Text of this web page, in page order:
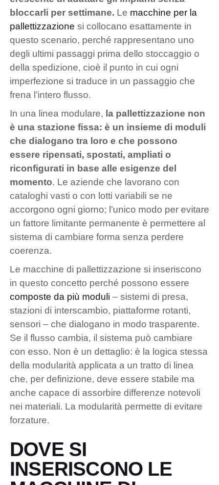
bloccarli per settimane. Le macchine per la
pallettizzazione si collocano esattamente in
questo scenario, perché rappresentano uno
degli ultimi passaggi prima dello stoccaggio o
della spedizione, cioè il punto in cui ogni
imperfezione si traduce in un passaggio che
frena l’intero flusso.
In una linea modulare, la pallettizzazione non
è una stazione fissa: è un insieme di moduli
che dialogano tra loro e che possono
essere ripensati, spostati, ampliati o
riconfigurati in base alle esigenze del
momento. Le aziende che lavorano con
cataloghi vasti o con lotti variabili se ne
accorgono ogni giorno; l’unico modo per evitare
un fattore limitante permanente è permettere al
sistema di cambiare forma senza perdere
coerenza.
Le macchine di pallettizzazione si inseriscono
in questo concetto perché possono essere
composte da più moduli – sistemi di presa,
stazioni di interscambio, piattaforme rotanti,
sensori – che dialogano in modo trasparente.
Se il flusso cambia, il sistema può cambiare
con esso. Non è un dettaglio: è la logica stessa
della modularità applicata a un tratto di linea
che, per definizione, deve essere stabile ma
anche capace di assorbire differenze notevoli
nei materiali. La modularità permette di evitare
forzature.
DOVE SI
INSERISCONO LE